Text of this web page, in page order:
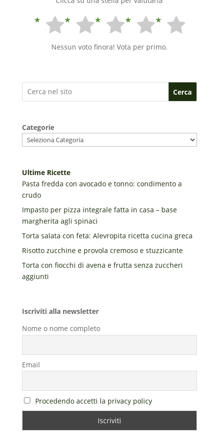
Nessun voto finora! Vota per primo.
Cerca
Categorie
Ultime Ricette
Pasta fredda con avocado e tonno: condimento a
crudo
Impasto per pizza integrale fatta in casa – base
margherita agli spinaci
Torta salata con feta: Alevropita ricetta cucina greca
Risotto zucchine e provola cremoso e stuzzicante
Torta con fiocchi di avena e frutta senza zuccheri
aggiunti
Iscriviti alla newsletter
Nome o nome completo
Email
Procedendo accetti la privacy policy